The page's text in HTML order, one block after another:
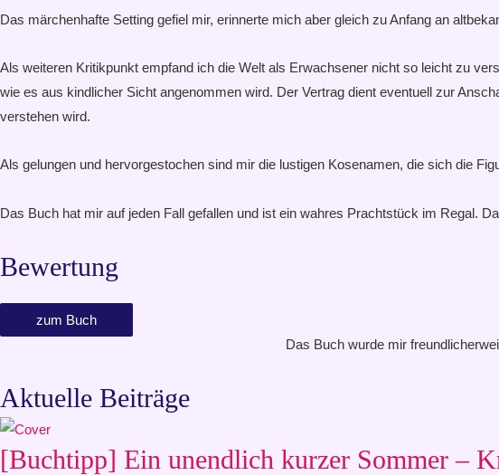
Das märchenhafte Setting gefiel mir, erinnerte mich aber gleich zu Anfang an
Als weiteren Kritikpunkt empfand ich die Welt als Erwachsener nicht so leicht zu
wie es aus kindlicher Sicht angenommen wird. Der Vertrag dient eventuell zur
verstehen wird.
Als gelungen und hervorgestochen sind mir die lustigen Kosenamen, die sich die
Das Buch hat mir auf jeden Fall gefallen und ist ein wahres Prachtstück im Regal.
Bewertung
zum Buch
Das Buch wurde mir
Aktuelle Beiträge
[Buchtipp] Ein unendlich kurzer Sommer –